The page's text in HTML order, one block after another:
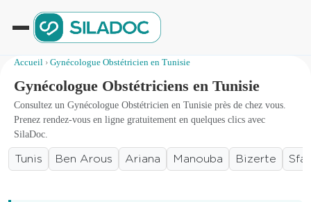
Accueil › Gynécologue Obstétricien en Tunisie
Gynécologue Obstétriciens en Tunisie
Consultez un Gynécologue Obstétricien en Tunisie près de chez vous.
Prenez rendez-vous en ligne gratuitement en quelques clics avec
SilaDoc.
Tunis Ben Arous Ariana Manouba Bizerte